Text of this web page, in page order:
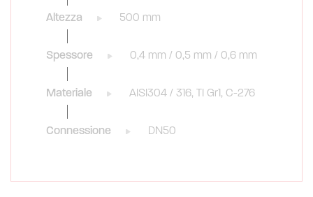
Altezza 500 mm
Spessore 0,4 mm / 0,5 mm / 0,6 mm
Materiale AISI304 / 316, TI Gr1, C-276
Connessione DN50